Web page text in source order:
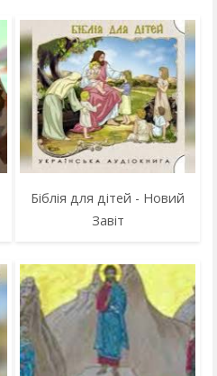
Біблія для дітей - Новий
Завіт